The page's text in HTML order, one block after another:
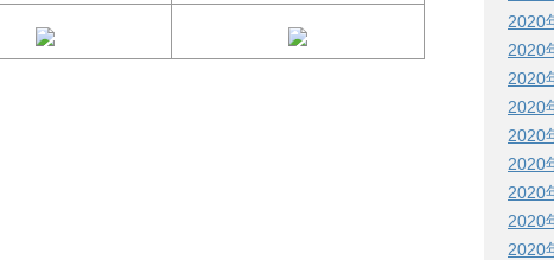
2020
2020
2020
2020
2020
2020
2020
2020
2020